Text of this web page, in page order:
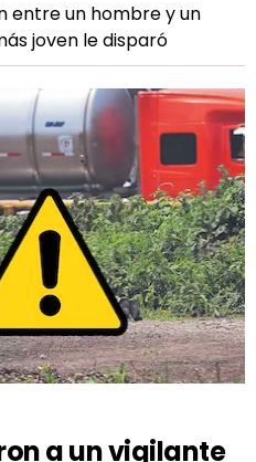
entre un hombre y un
joven le disparó
a un vigilante